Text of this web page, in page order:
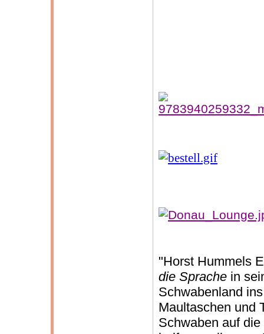
"Horst Hummels
die Sprache in
Schwabenland
Maultaschen und
Schwaben auf